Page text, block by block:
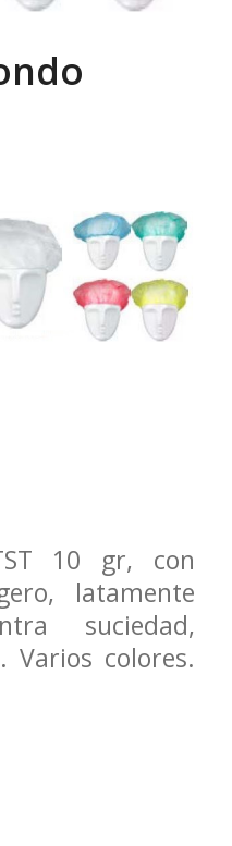
10 gr, con
latamente
suciedad,
Varios colores.